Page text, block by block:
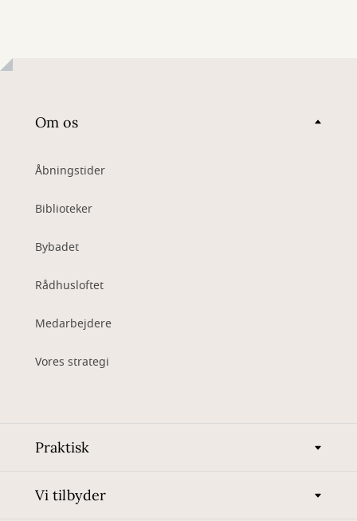
Om os
Åbningstider
Biblioteker
Bybadet
Rådhusloftet
Medarbejdere
Vores strategi
Praktisk
Vi tilbyder